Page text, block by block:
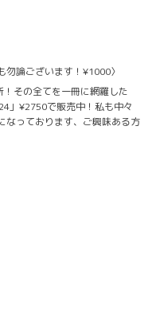
勿論ございます！¥1000〉
！その全てを一冊に網羅した
」¥2750で販売中！私も中々
なっております、ご興味ある方